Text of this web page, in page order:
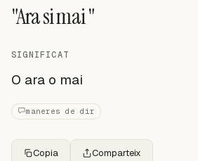
"Ara si mai "
SIGNIFICAT
O ara o mai
maneres de dir
Copia Comparteix